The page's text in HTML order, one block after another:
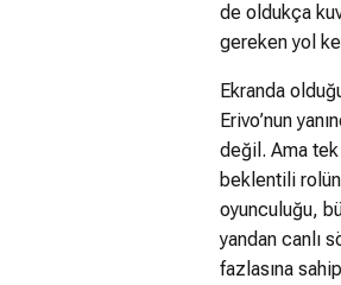
de oldukça
gereken yol
Ekranda
Erivo’nun
değil. Ama tek
beklentili
oyunculuğu,
yandan canlı
fazlasına